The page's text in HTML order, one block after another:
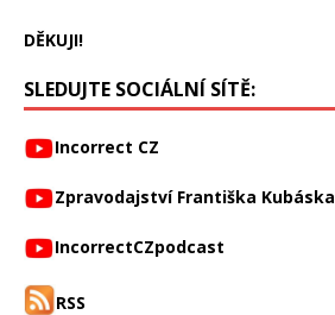
DĚKUJI!
SLEDUJTE SOCIÁLNÍ SÍTĚ:
Incorrect CZ
Zpravodajství Františka Kubáska
IncorrectCZpodcast
RSS